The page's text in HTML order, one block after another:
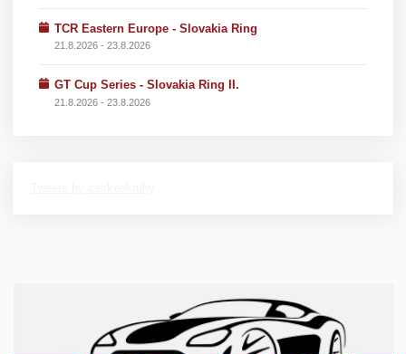
TCR Eastern Europe - Slovakia Ring
21.8.2026 - 23.8.2026
GT Cup Series - Slovakia Ring II.
21.8.2026 - 23.8.2026